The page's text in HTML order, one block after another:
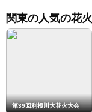
ュースLiVEイブニング・
木結衣／宇野沢達也〉
関東の人気の花
第39回利根川大花火大会